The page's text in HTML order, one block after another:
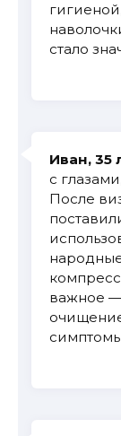
стало
Иван, 35
с
После
важное —